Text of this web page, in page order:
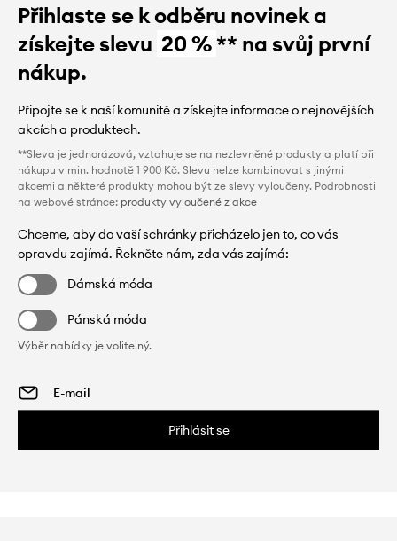
Přihlaste se k odběru novinek a
získejte slevu 20 %** na svůj první
nákup.
Připojte se k naší komunitě a získejte informace o nejnovějších
akcích a produktech.
**Sleva je jednorázová, vztahuje se na nezlevněné produkty a platí při
nákupu v min. hodnotě 1 900 Kč. Slevu nelze kombinovat s jinými
akcemi a některé produkty mohou být ze slevy vyloučeny. Podrobnosti
na webové stránce: produkty vyloučené z akce
Chceme, aby do vaší schránky přicházelo jen to, co vás
opravdu zajímá. Řekněte nám, zda vás zajímá:
Dámská móda
Pánská móda
Výběr nabídky je volitelný.
Přihlásit se